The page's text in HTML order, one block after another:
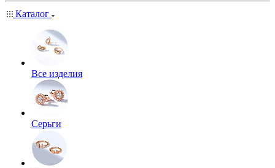
Каталог
Все изделия
Серьги